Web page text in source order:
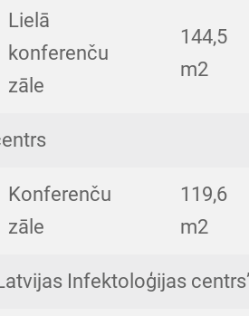
Lielā
konferenču
zāle
144,5
m2
Konferenču
zāle
119,6
m2
Infektoloģijas